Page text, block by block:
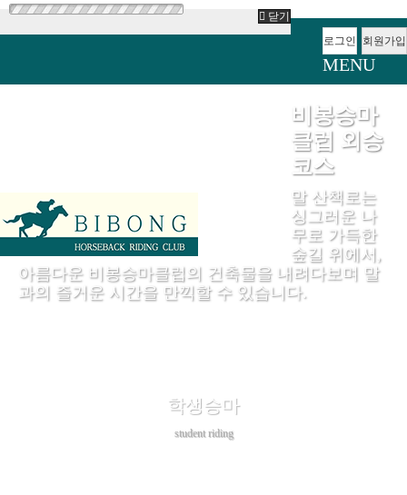
닫기
로그인
회원가입
MENU
비봉승마
클럽 외승
코스
말 산책로는
싱그러운 나
무로 가득한
숲길 위에서,
아름다운 비봉승마클럽의 건축물을 내려다보며 말
과의 즐거운 시간을 만끽할 수 있습니다.
학생승마
student riding